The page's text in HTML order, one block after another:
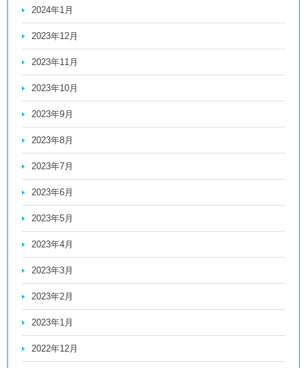
2024年1月
2023年12月
2023年11月
2023年10月
2023年9月
2023年8月
2023年7月
2023年6月
2023年5月
2023年4月
2023年3月
2023年2月
2023年1月
2022年12月